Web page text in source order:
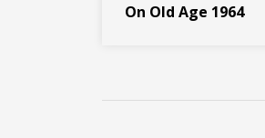
On Old Age 1964